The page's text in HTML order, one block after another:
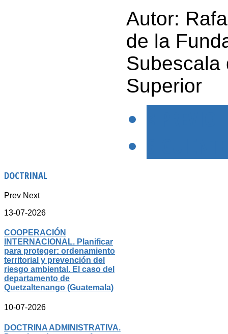
Autor:
de la
Subescala
Superior
DOCTRINAL
Prev Next
13-07-2026
COOPERACIÓN
INTERNACIONAL. Planificar
para proteger: ordenamiento
territorial y prevención del
riesgo ambiental. El caso del
departamento de
Quetzaltenango (Guatemala)
10-07-2026
DOCTRINA ADMINISTRATIVA.